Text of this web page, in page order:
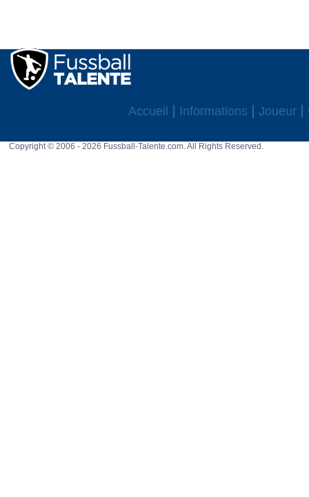
Accueil Informations Joueur
Copyright © 2006 - 2026 Fussball-Talente.com. All Rights Reserved.